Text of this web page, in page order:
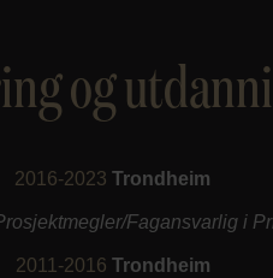
og
2016-2023 Trondheim
Fagansvarlig i
2011-2016 Trondheim